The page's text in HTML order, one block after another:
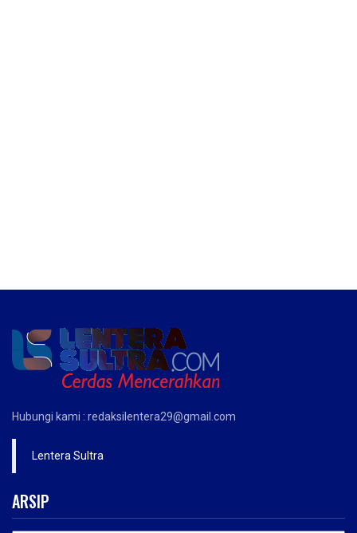
Hubungi kami : redaksilentera29@gmail.com
Lentera Sultra
ARSIP